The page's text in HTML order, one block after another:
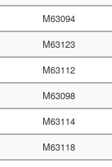
M63094
M63123
M63112
M63098
M63114
M63118